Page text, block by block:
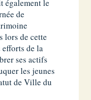
également le
de
lors de cette
de la
ses actifs
les jeunes
de Ville du